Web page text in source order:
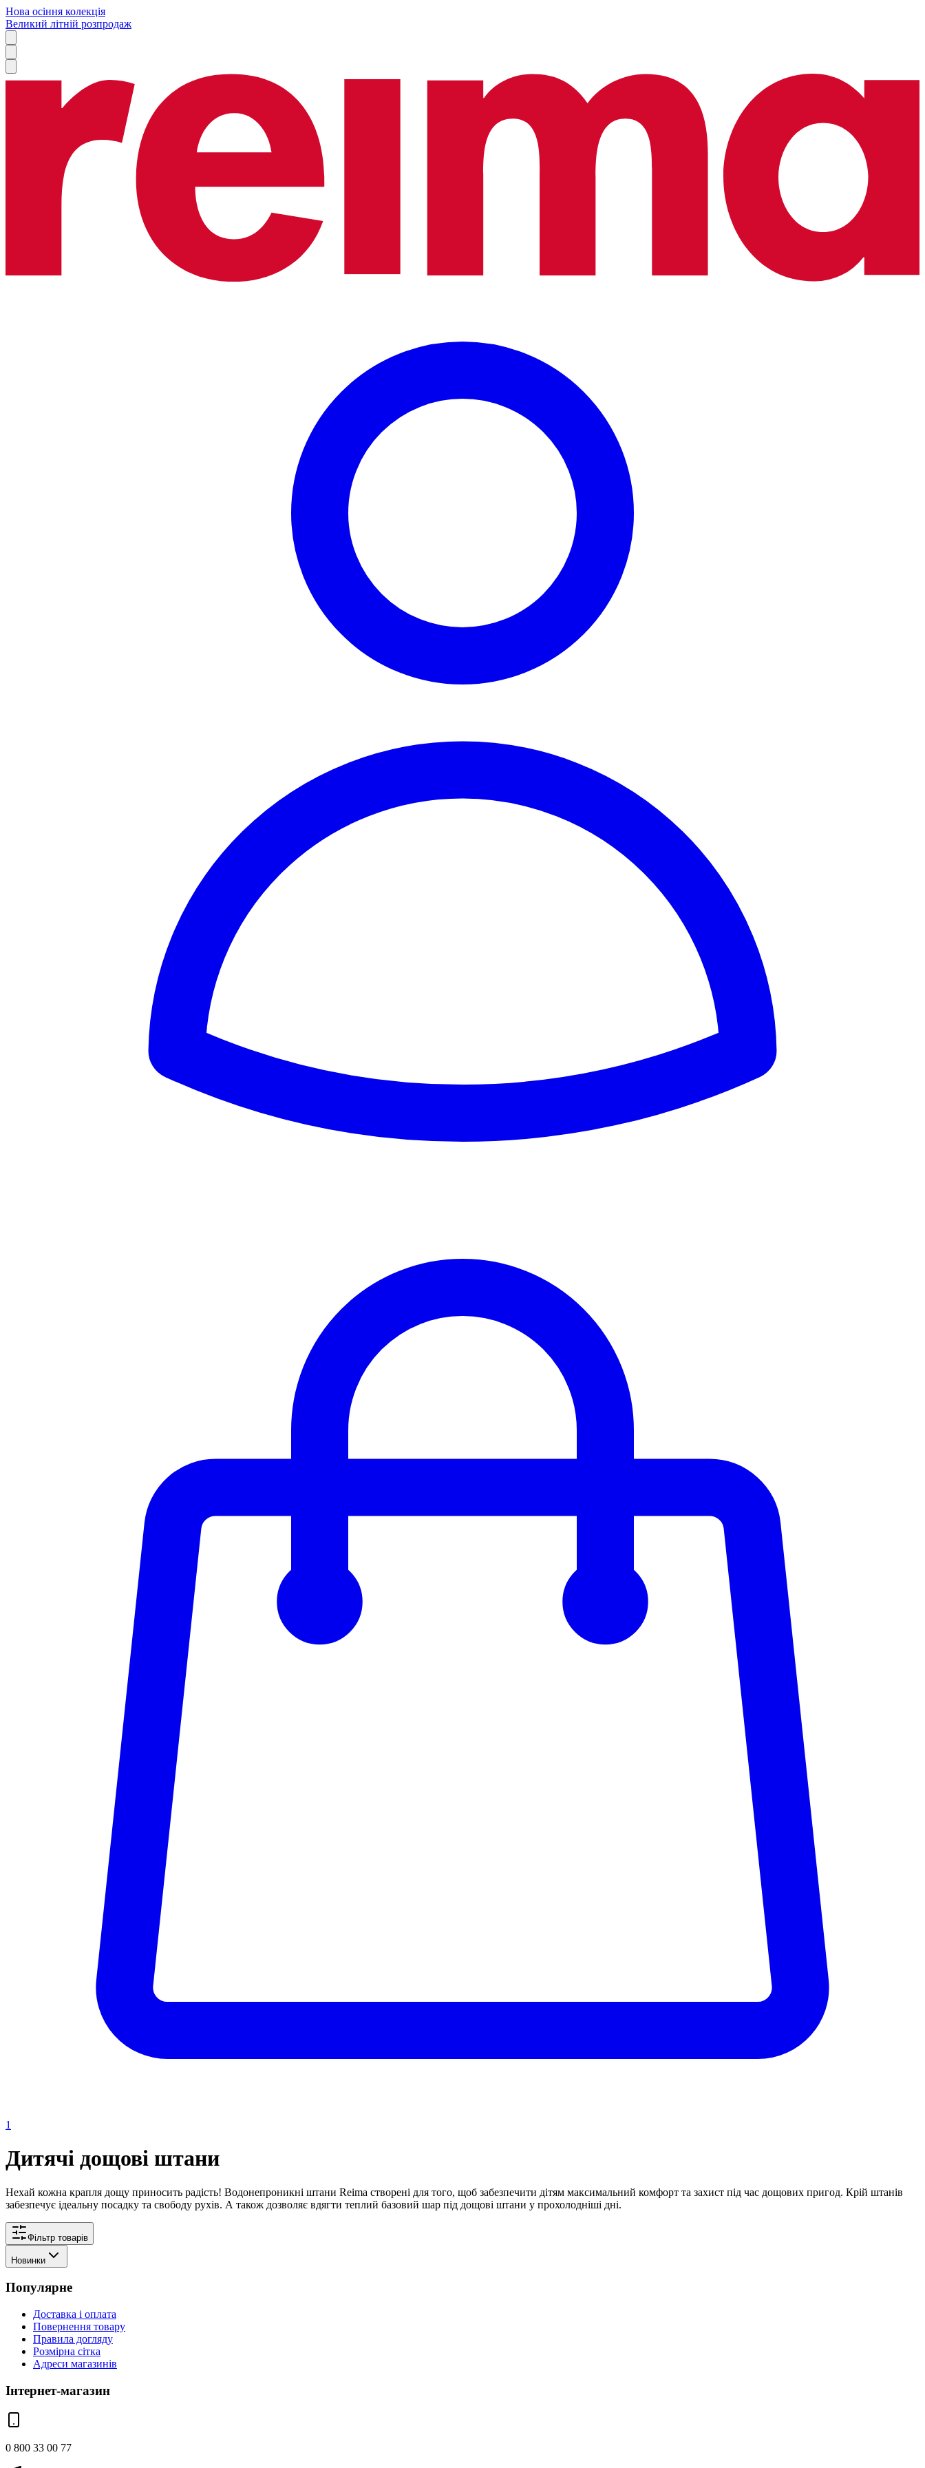
Нова осіння колекція
Великий літній розпродаж
1
Дитячі дощові штани
Нехай кожна крапля дощу приносить радість! Водонепроникні штани Reima створені для того, щоб забезпечити дітям максимальний комфорт та захист під час дощових пригод. Крій штанів
забезпечує ідеальну посадку та свободу рухів. А також дозволяє вдягти теплий базовий шар під дощові штани у прохолодніші дні.
Фільтр товарів
Новинки
Популярне
Доставка і оплата
Повернення товару
Правила догляду
Розмірна сітка
Адреси магазинів
Інтернет-магазин
0 800 33 00 77